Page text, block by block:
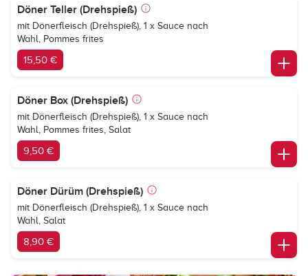
Döner Teller (Drehspieß)
mit Dönerfleisch (Drehspieß), 1 x Sauce nach
Wahl, Pommes frites
15,50 €
Döner Box (Drehspieß)
mit Dönerfleisch (Drehspieß), 1 x Sauce nach
Wahl, Pommes frites, Salat
9,50 €
Döner Dürüm (Drehspieß)
mit Dönerfleisch (Drehspieß), 1 x Sauce nach
Wahl, Salat
8,90 €